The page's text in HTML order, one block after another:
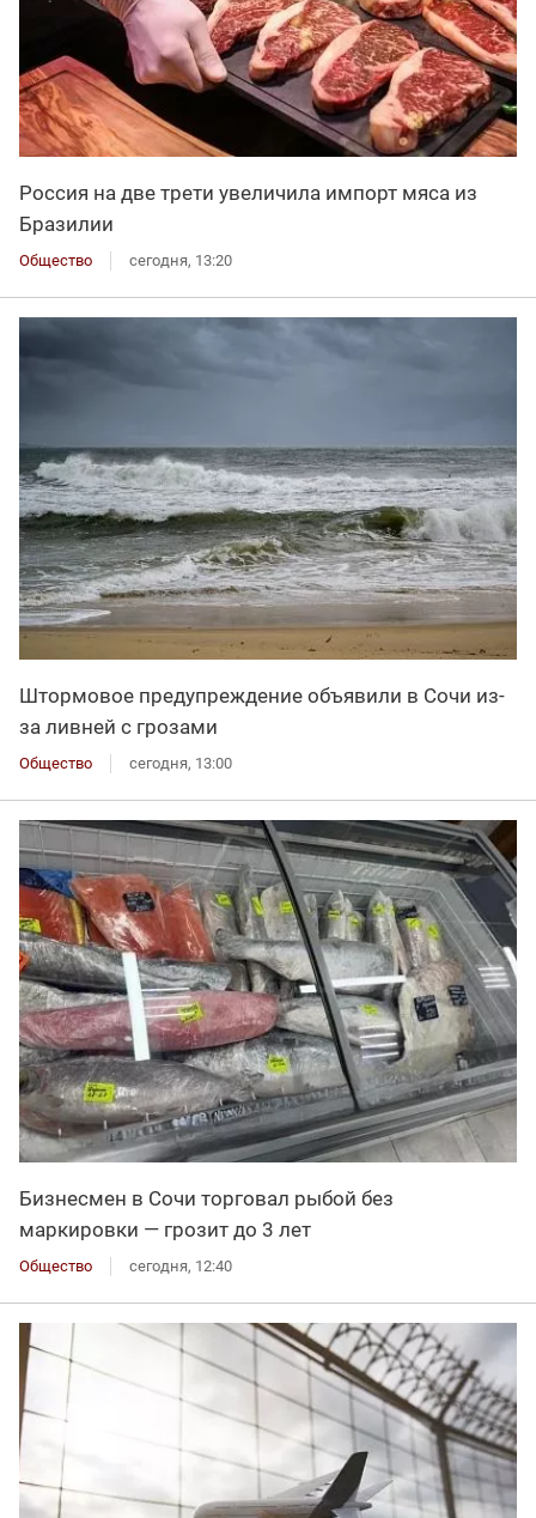
Россия на две трети увеличила импорт мяса из
Бразилии
Общество сегодня, 13:20
Штормовое предупреждение объявили в Сочи из-
за ливней с грозами
Общество сегодня, 13:00
Бизнесмен в Сочи торговал рыбой без
маркировки — грозит до 3 лет
Общество сегодня, 12:40